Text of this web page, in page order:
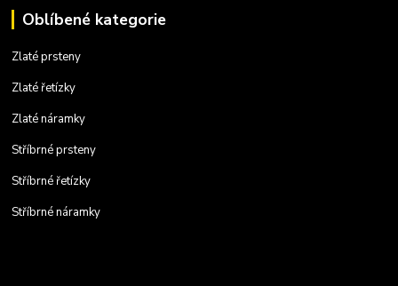
Oblíbené kategorie
Zlaté prsteny
Zlaté řetízky
Zlaté náramky
Stříbrné prsteny
Stříbrné řetízky
Stříbrné náramky